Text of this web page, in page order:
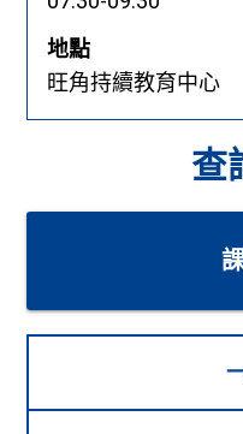
地點
旺角持續教育中心
查